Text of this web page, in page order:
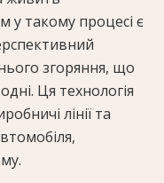
такому процесі є
згоряння, що
Ця технологія
лінії та